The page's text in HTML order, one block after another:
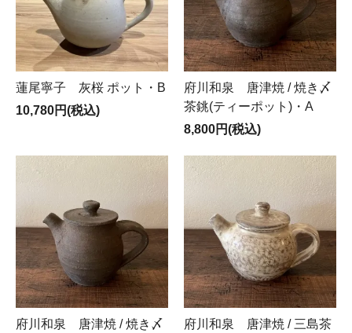
蓮尾寧子 灰桜 ポット・B
10,780円(税込)
府川和泉 唐津焼 / 焼き〆
茶銚(ティーポット)・A
8,800円(税込)
府川和泉 唐津焼 / 焼き〆
府川和泉 唐津焼 / 三島茶